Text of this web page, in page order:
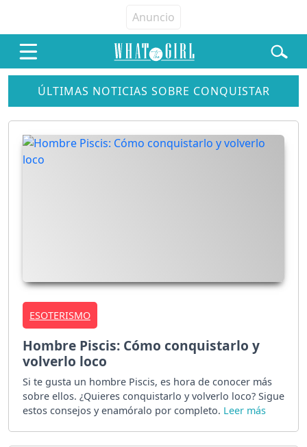
ÚLTIMAS NOTICIAS SOBRE CONQUISTAR
ESOTERISMO
Hombre Piscis: Cómo conquistarlo y
volverlo loco
Si te gusta un hombre Piscis, es hora de conocer más
sobre ellos. ¿Quieres conquistarlo y volverlo loco? Sigue
estos consejos y enamóralo por completo.